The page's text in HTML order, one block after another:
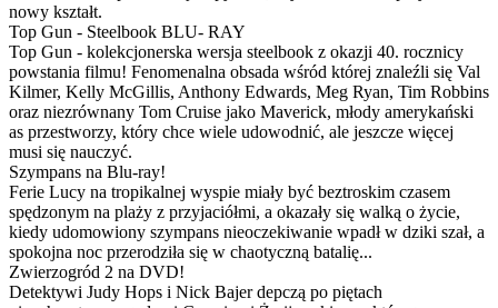
nowy kształt.
Top Gun - Steelbook BLU- RAY
Top Gun - kolekcjonerska wersja steelbook z okazji 40. rocznicy
powstania filmu! Fenomenalna obsada wśród której znaleźli się Val
Kilmer, Kelly McGillis, Anthony Edwards, Meg Ryan, Tim Robbins
oraz niezrównany Tom Cruise jako Maverick, młody amerykański
as przestworzy, który chce wiele udowodnić, ale jeszcze więcej
musi się nauczyć.
Szympans na Blu-ray!
Ferie Lucy na tropikalnej wyspie miały być beztroskim czasem
spędzonym na plaży z przyjaciółmi, a okazały się walką o życie,
kiedy udomowiony szympans nieoczekiwanie wpadł w dziki szał, a
spokojna noc przerodziła się w chaotyczną batalię...
Zwierzogród 2 na DVD!
Detektywi Judy Hops i Nick Bajer depczą po piętach